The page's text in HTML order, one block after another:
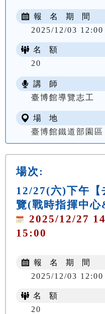
報 名 期 間
2025/12/03
名 額
20
講 師
臺博館導覽志工
場 地
臺博館鐵道部園區
場次:
12/27(六)下午【
覽(戰時指揮中
2025/12/27
15:00
報 名 期 間
2025/12/03
名 額
20